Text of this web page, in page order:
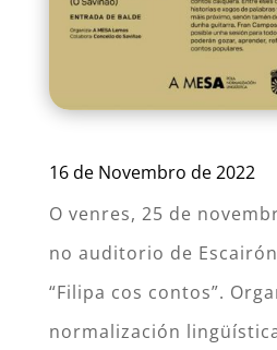
16 de Novembro de 2022
O venres, 25 de
no auditorio de
“Filipa cos contos”.
normalización